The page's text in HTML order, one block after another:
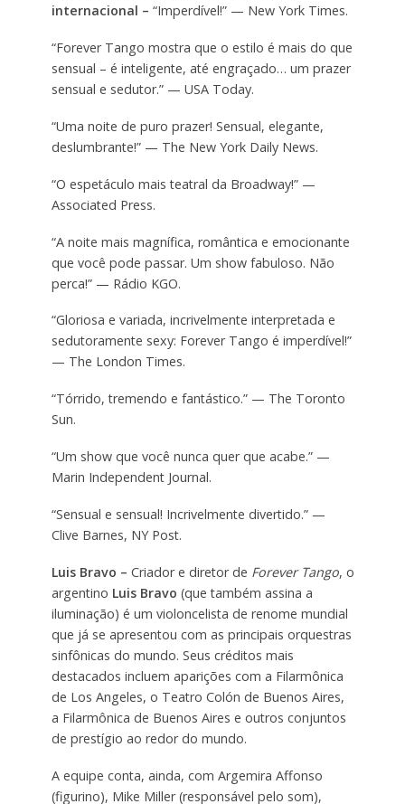
internacional – “Imperdível!” — New York Times.
“Forever Tango mostra que o estilo é mais do que
sensual – é inteligente, até engraçado… um prazer
sensual e sedutor.” — USA Today.
“Uma noite de puro prazer! Sensual, elegante,
deslumbrante!” — The New York Daily News.
“O espetáculo mais teatral da Broadway!” —
Associated Press.
“A noite mais magnífica, romântica e emocionante
que você pode passar. Um show fabuloso. Não
perca!” — Rádio KGO.
“Gloriosa e variada, incrivelmente interpretada e
sedutoramente sexy: Forever Tango é imperdível!”
— The London Times.
“Tórrido, tremendo e fantástico.” — The Toronto
Sun.
“Um show que você nunca quer que acabe.” —
Marin Independent Journal.
“Sensual e sensual! Incrivelmente divertido.” —
Clive Barnes, NY Post.
Luis Bravo – Criador e diretor de Forever Tango, o
argentino Luis Bravo (que também assina a
iluminação) é um violoncelista de renome mundial
que já se apresentou com as principais orquestras
sinfônicas do mundo. Seus créditos mais
destacados incluem aparições com a Filarmônica
de Los Angeles, o Teatro Colón de Buenos Aires,
a Filarmônica de Buenos Aires e outros conjuntos
de prestígio ao redor do mundo.
A equipe conta, ainda, com Argemira Affonso
(figurino), Mike Miller (responsável pelo som),